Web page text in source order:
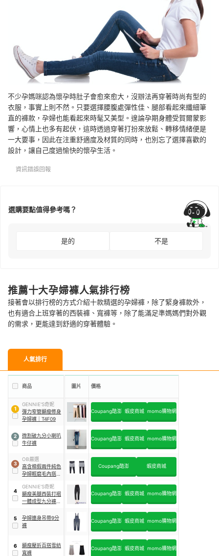
不少孕媽咪認為懷孕時肚子會愈來愈大，沒辦法再穿著時尚有型的
衣服，事實上則不然。只要選擇腰腹處彈性佳、腿部看起來纖細筆
直的褲款，孕婦也能看起來時髦又美型。遑論孕期身體受賀爾蒙影
響，心情上也多有起伏，這時透過穿著打扮來放鬆、轉移情緒便是
一大要事，因此在注重舒適度及材質的同時，也別忘了選擇喜歡的
設計，讓自己度過愉快的懷孕生活。
資訊錯誤回報
選購要點值得參考嗎？
是的 不是
推薦十大孕婦褲人氣排行榜
接著會以排行榜的方式介紹十款精選的孕婦褲，除了緊身褲款外，
也有適合上班穿著的西裝褲、寬褲等，除了能滿足準媽媽們對外觀
的需求，更能達到舒適的穿著體驗。
人氣排行
商品 圖片 價格
1
GENNIE'S奇妮
彈力窄管顯瘦修身
孕婦褲
T4F09
Coupang酷澎 蝦皮商城 momo購物網
2
微割破九分小喇叭
牛仔褲
Coupang酷澎 蝦皮商城 momo購物網
3
OB嚴選
高含棉假兩件純色
孕婦輕磨毛內搭褲
Coupang酷澎 蝦皮商城
4
GENNIE'S奇妮
顯瘦美腿西裝打褶
一體成型九分褲
Coupang酷澎 蝦皮商城 momo購物網
5
孕婦連身吊帶9分
褲
Coupang酷澎 蝦皮商城 momo購物網
6
顯瘦壓折百搭雪紡
寬褲
Coupang酷澎 蝦皮商城 momo購物網